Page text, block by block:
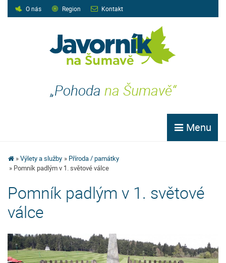
O nás Region Kontakt
„Pohoda na Šumavě“
Menu
Výlety a služby
Příroda / památky
Pomník padlým v 1. světové válce
Pomník padlým v 1. světové
válce